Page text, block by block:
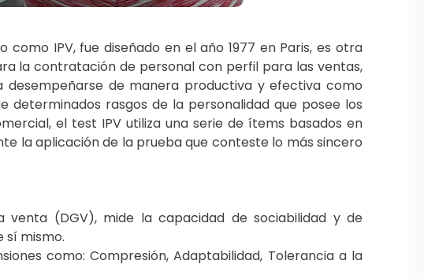
IPV, fue diseñado en el año 1977 en Paris, es otra
la contratación de personal con perfil para las ventas,
de manera productiva y efectiva como
determinados rasgos de la personalidad que posee los
el test IPV utiliza una serie de ítems basados en
la aplicación de la prueba que conteste lo más sincero
venta (DGV), mide la capacidad de sociabilidad y de
sí mismo.
como: Compresión, Adaptabilidad, Tolerancia a la